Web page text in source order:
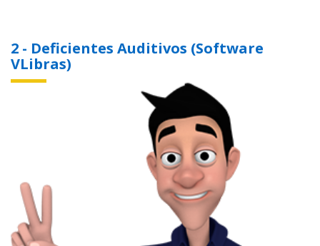
2 - Deficientes Auditivos (Software
VLibras)